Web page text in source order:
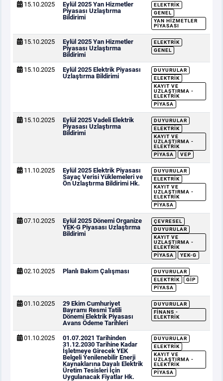
15.10.2025
Eylül 2025 Yan Hizmetler
Piyasası Uzlaştırma
Bildirimi
ELEKTRIK
GENEL
YAN HIZMETLER
PIYASASI
15.10.2025
Eylül 2025 Yan Hizmetler
Piyasası Uzlaştırma
Bildirimi
ELEKTRIK
GENEL
15.10.2025
Eylül 2025 Elektrik Piyasası
Uzlaştırma Bildirimi
DUYURULAR
ELEKTRIK
KAYIT VE
UZLAŞTIRMA -
ELEKTRIK
PIYASA
15.10.2025
Eylül 2025 Vadeli Elektrik
Piyasası Uzlaştırma
Bildirimi
DUYURULAR
ELEKTRIK
KAYIT VE
UZLAŞTIRMA -
ELEKTRIK
PIYASA
VEP
11.10.2025
Eylül 2025 Elektrik Piyasası
Sayaç Verisi Yüklemeleri ve
Ön Uzlaştırma Bildirimi Hk.
DUYURULAR
ELEKTRIK
KAYIT VE
UZLAŞTIRMA -
ELEKTRIK
PIYASA
07.10.2025
Eylül 2025 Dönemi Organize
YEK-G Piyasası Uzlaştırma
Bildirimi
ÇEVRESEL
DUYURULAR
KAYIT VE
UZLAŞTIRMA -
ELEKTRIK
PIYASA
YEK-G
02.10.2025 Planlı Bakım Çalışması
DUYURULAR
ELEKTRIK
GİP
PIYASA
01.10.2025
29 Ekim Cumhuriyet
Bayramı Resmi Tatili
Dönemi Elektrik Piyasası
Avans Ödeme Tarihleri
DUYURULAR
FINANS -
ELEKTRIK
01.10.2025
01.07.2021 Tarihinden
31.12.2030 Tarihine Kadar
İşletmeye Girecek YEK
Belgeli Yenilenebilir Enerji
Kaynaklarına Dayalı Elektrik
Üretim Tesisleri İçin
Uygulanacak Fiyatlar Hk.
DUYURULAR
ELEKTRIK
KAYIT VE
UZLAŞTIRMA -
ELEKTRIK
PIYASA